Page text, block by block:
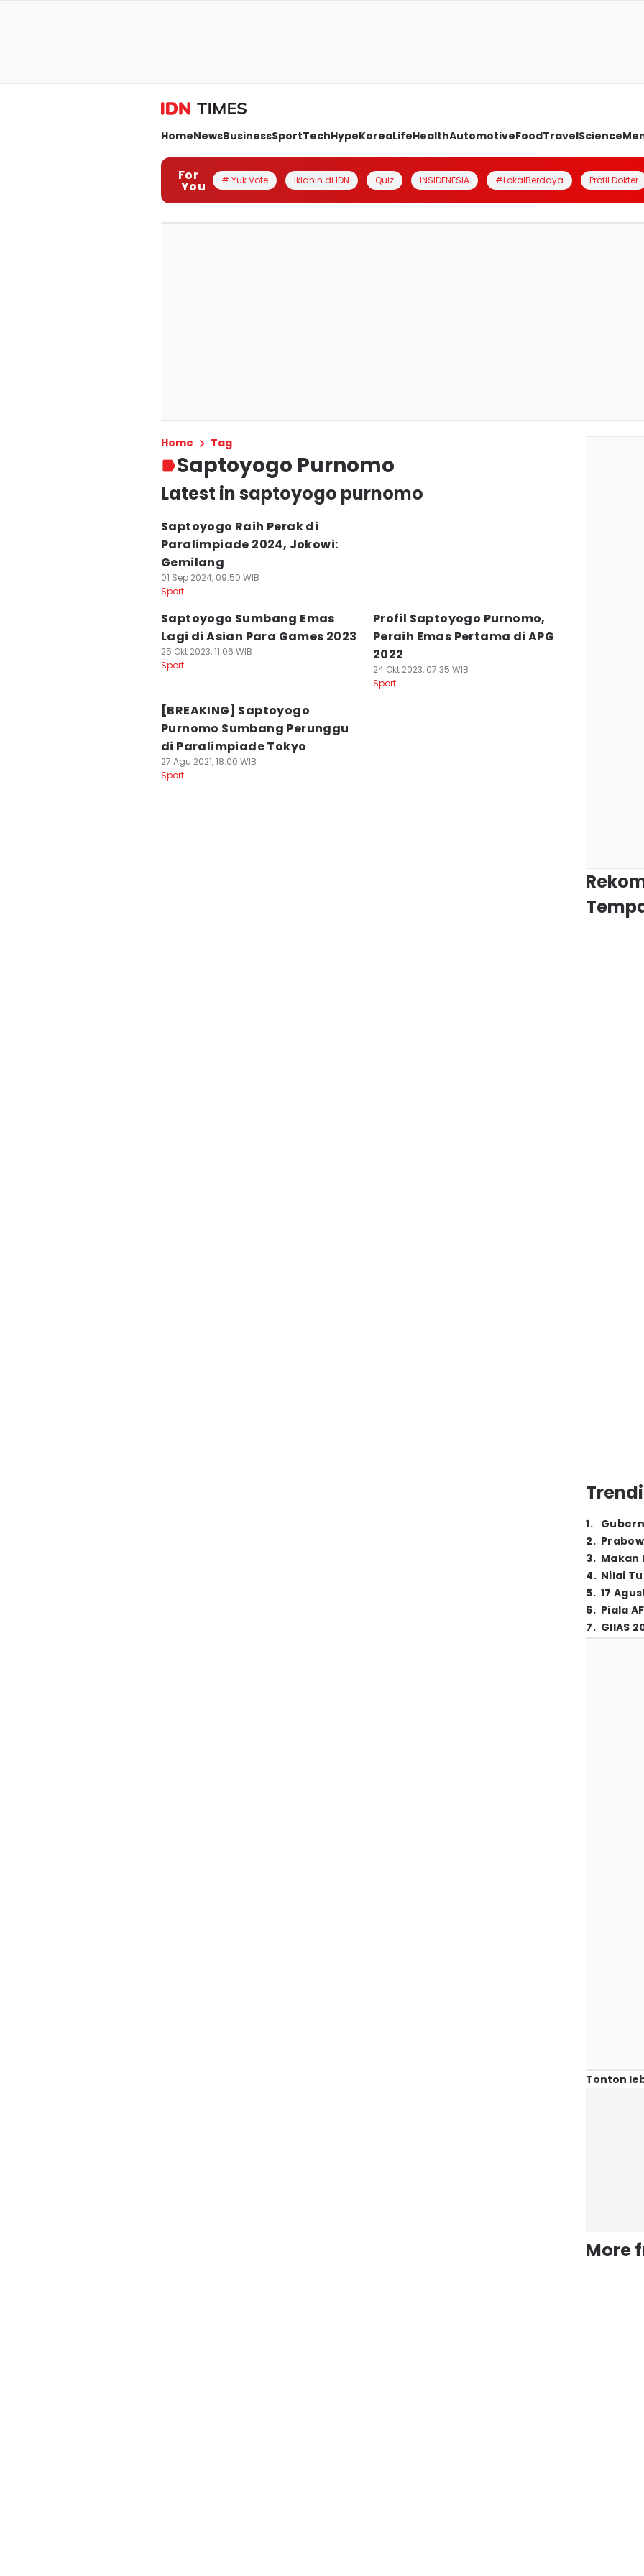
HomeNewsBusinessSportTechHypeKoreaLifeHealthAutomotiveFoodTravelScience
For
You # Yuk Vote Iklanin di IDN Quiz INSIDENESIA #LokalBerdaya Profil Dokter
Home Tag
Saptoyogo Purnomo
Latest in saptoyogo purnomo
Saptoyogo Raih Perak di
Paralimpiade 2024, Jokowi:
Gemilang
01 Sep 2024, 09:50 WIB
Sport
Saptoyogo Sumbang Emas
Lagi di Asian Para Games 2023
25 Okt 2023, 11:06 WIB
Sport
Profil Saptoyogo Purnomo,
Peraih Emas Pertama di APG
2022
24 Okt 2023, 07:35 WIB
Sport
[BREAKING] Saptoyogo
Purnomo Sumbang Perunggu
di Paralimpiade Tokyo
27 Agu 2021, 18:00 WIB
Sport
1.
2.
3. Makan
4. Nilai
5. 17
6. Piala
7. GIIAS
Tonton
More